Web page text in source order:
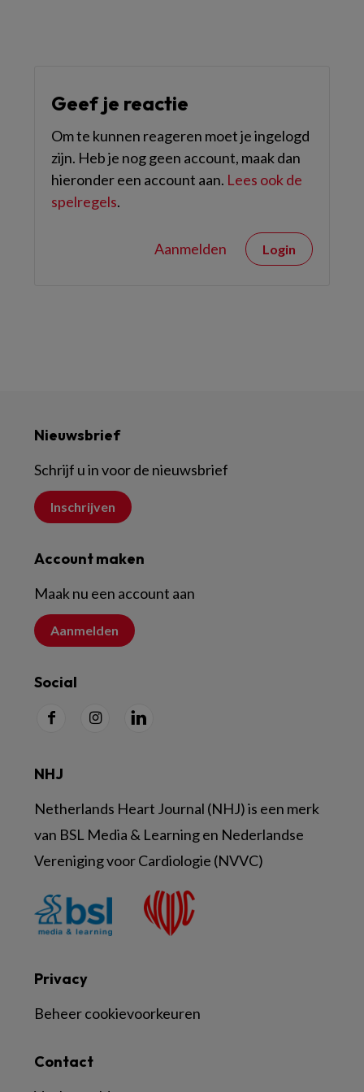
Geef je reactie
Om te kunnen reageren moet je ingelogd
zijn. Heb je nog geen account, maak dan
hieronder een account aan. Lees ook de
spelregels.
Aanmelden Login
Nieuwsbrief
Schrijf u in voor de nieuwsbrief
Inschrijven
Account maken
Maak nu een account aan
Aanmelden
Social
Contact
Privacy
Beheer cookievoorkeuren
NHJ
Netherlands Heart Journal (NHJ) is een merk
van BSL Media & Learning en Nederlandse
Vereniging voor Cardiologie (NVVC)